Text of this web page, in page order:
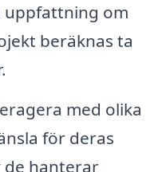
uppfattning om
beräknas ta
med olika
för deras
de hanterar